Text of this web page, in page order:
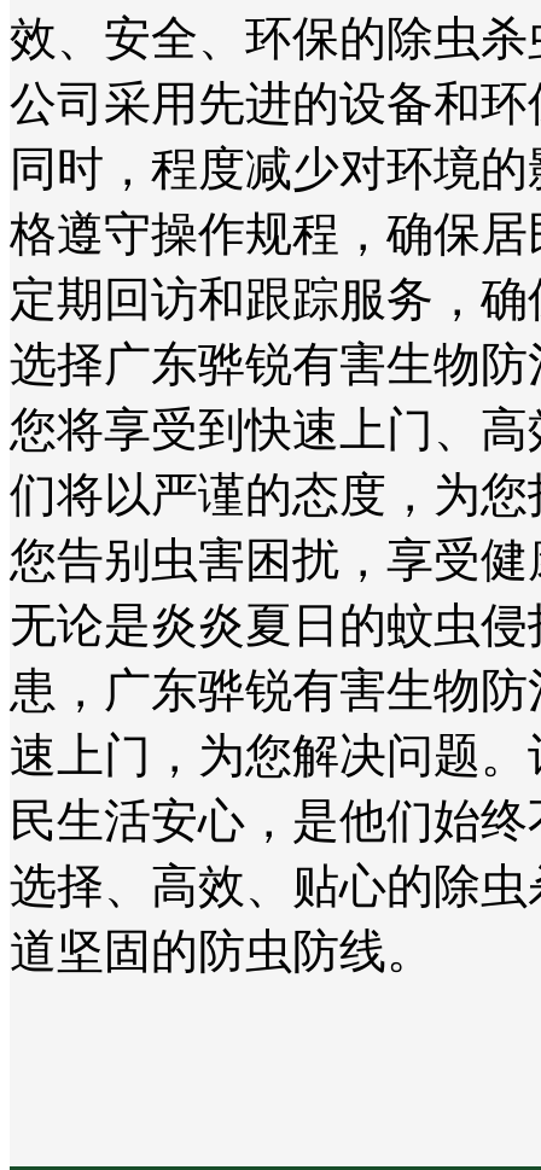
效、安全、环保的除虫
公司采用先进的设备和
同时，程度减少对环境
格遵守操作规程，确保
定期回访和跟踪服务，
选择广东骅锐有害生物
您将享受到快速上门、
们将以严谨的态度，为
您告别虫害困扰，享受
无论是炎炎夏日的蚊虫
患，广东骅锐有害生物
速上门，为您解决问题
民生活安心，是他们始
选择、高效、贴心的除
道坚固的防虫防线。